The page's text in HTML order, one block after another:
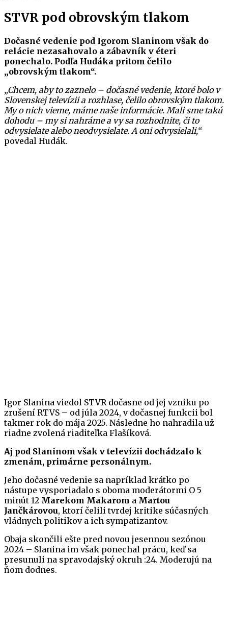
STVR pod obrovským tlakom
Dočasné vedenie pod Igorom Slaninom však do
relácie nezasahovalo a zábavník v éteri
ponechalo. Podľa Hudáka pritom čelilo
„obrovským tlakom“.
„Chcem, aby to zaznelo – dočasné vedenie, ktoré bolo v
Slovenskej televízii a rozhlase, čelilo obrovským tlakom.
My o nich vieme, máme naše informácie. Mali sme takú
dohodu – my si nahráme a vy sa rozhodnite, či to
odvysielate alebo neodvysielate. A oni odvysielali,“
povedal Hudák.
Igor Slanina viedol STVR dočasne od jej vzniku po
zrušení RTVS – od júla 2024, v dočasnej funkcii bol
takmer rok do mája 2025. Následne ho nahradila už
riadne zvolená riaditeľka Flašíková.
Aj pod Slaninom však v televízii dochádzalo k
zmenám, primárne personálnym.
Jeho dočasné vedenie sa napríklad krátko po
nástupe vysporiadalo s oboma moderátormi O 5
minút 12 Marekom Makarom a Martou
Jančkárovou, ktorí čelili tvrdej kritike súčasných
vládnych politikov a ich sympatizantov.
Obaja skončili ešte pred novou jesennou sezónou
2024 – Slanina im však ponechal prácu, keď sa
presunuli na spravodajský okruh :24. Moderujú na
ňom dodnes.